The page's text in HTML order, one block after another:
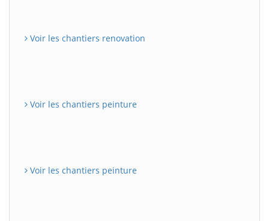
Voir les chantiers renovation
Voir les chantiers peinture
Voir les chantiers peinture